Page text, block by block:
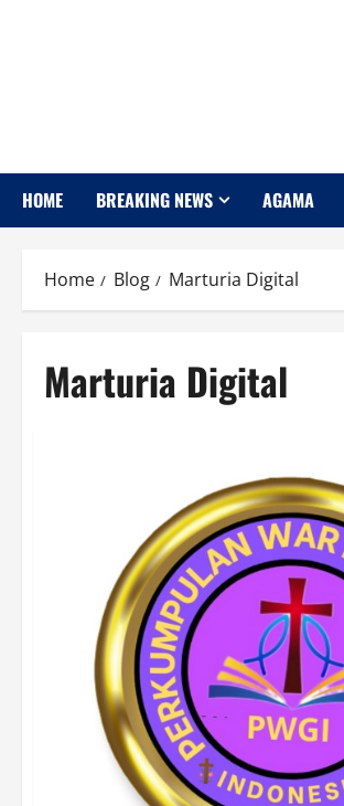
HOME BREAKING NEWS AGAMA
Home Blog Marturia Digital
Marturia Digital